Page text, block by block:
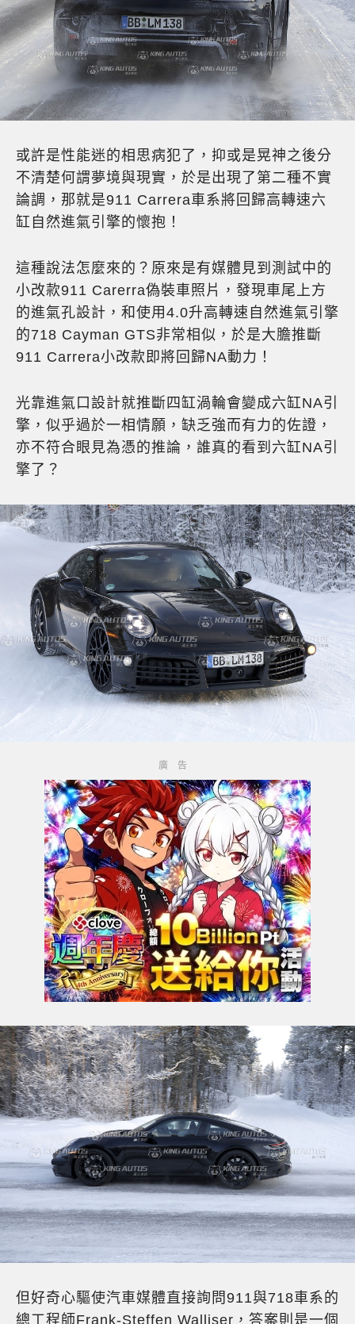
或許是性能迷的相思病犯了，抑或是晃神之後分
不清楚何謂夢境與現實，於是出現了第二種不實
論調，那就是911 Carrera車系將回歸高轉速六
缸自然進氣引擎的懷抱！
這種說法怎麼來的？原來是有媒體見到測試中的
小改款911 Carerra偽裝車照片，發現車尾上方
的進氣孔設計，和使用4.0升高轉速自然進氣引擎
的718 Cayman GTS非常相似，於是大膽推斷
911 Carrera小改款即將回歸NA動力！
光靠進氣口設計就推斷四缸渦輪會變成六缸NA引
擎，似乎過於一相情願，缺乏強而有力的佐證，
亦不符合眼見為憑的推論，誰真的看到六缸NA引
擎了？
但好奇心驅使汽車媒體直接詢問911與718車系的
總工程師Frank-Steffen Walliser，答案則是一個